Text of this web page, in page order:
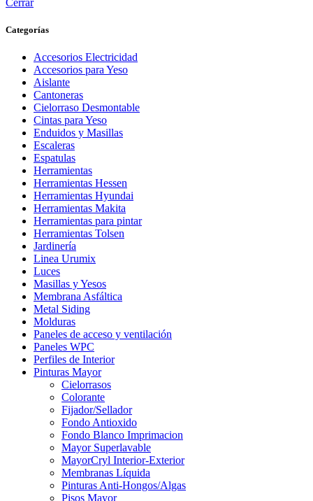
Categorías
Accesorios Electricidad
Accesorios para Yeso
Aislante
Cantoneras
Cielorraso Desmontable
Cintas para Yeso
Enduidos y Masillas
Escaleras
Espatulas
Herramientas
Herramientas Hessen
Herramientas Hyundai
Herramientas Makita
Herramientas para pintar
Herramientas Tolsen
Jardinería
Linea Urumix
Luces
Masillas y Yesos
Membrana Asfáltica
Metal Siding
Molduras
Paneles de acceso y ventilación
Paneles WPC
Perfiles de Interior
Pinturas Mayor
Cielorrasos
Colorante
Fijador/Sellador
Fondo Antioxido
Fondo Blanco Imprimacion
Mayor Superlavable
MayorCryl Interior-Exterior
Membranas Líquida
Pinturas Anti-Hongos/Algas
Pisos Mayor